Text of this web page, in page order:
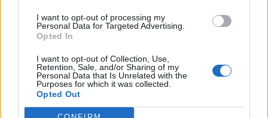
I want to opt-out of processing my
Personal Data for Targeted Advertising.
Opted In
I want to opt-out of Collection, Use,
Retention, Sale, and/or Sharing of my
Personal Data that Is Unrelated with the
Purposes for which it was collected.
Opted Out